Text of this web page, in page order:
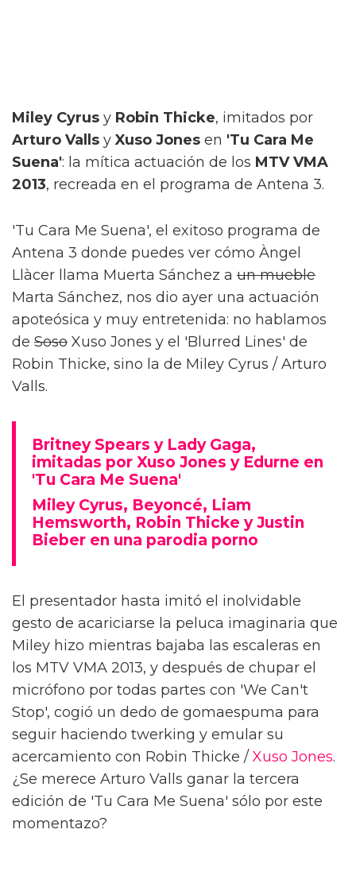
Miley Cyrus y Robin Thicke, imitados por
Arturo Valls yXuso Jones en 'Tu Cara Me
Suena': la mítica actuación de los MTV VMA
2013, recreada en el programa de Antena 3.
'Tu Cara Me Suena', el exitoso programa de
Antena 3 donde puedes ver cómo Àngel
Llàcer llama Muerta Sánchez a un mueble
Marta Sánchez, nos dio ayer una actuación
apoteósica y muy entretenida: no hablamos
de Soso Xuso Jones y el 'Blurred Lines' de
Robin Thicke, sino la de Miley Cyrus / Arturo
Valls.
Britney Spears y Lady Gaga,
imitadas por Xuso Jones y Edurne en
'Tu Cara Me Suena'
Miley Cyrus, Beyoncé, Liam
Hemsworth, Robin Thicke y Justin
Bieber en una parodia porno
El presentador hasta imitó el inolvidable
gesto de acariciarse la peluca imaginaria que
Miley hizo mientras bajaba las escaleras en
los MTV VMA 2013, y después de chupar el
micrófono por todas partes con 'We Can't
Stop', cogió un dedo de gomaespuma para
seguir haciendo twerking y emular su
acercamiento con Robin Thicke / Xuso Jones.
¿Se merece Arturo Valls ganar la tercera
edición de 'Tu Cara Me Suena' sólo por este
momentazo?